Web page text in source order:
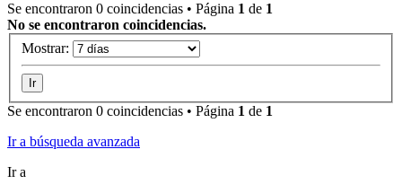
Se encontraron 0 coincidencias • Página 1 de 1
No se encontraron coincidencias.
Mostrar:
Se encontraron 0 coincidencias • Página 1 de 1
Ir a búsqueda avanzada
Ir a